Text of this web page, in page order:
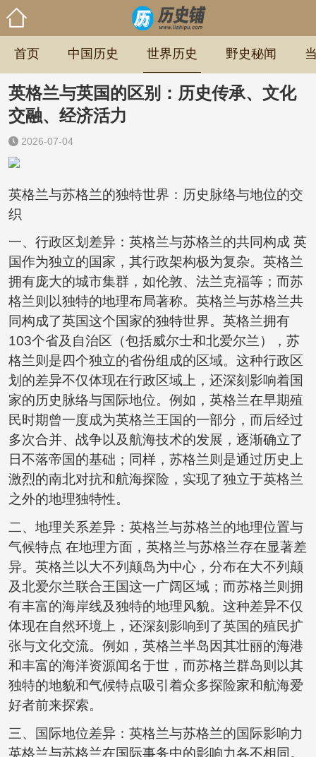
首页 中国历史 世界历史 野史秘闻
英格兰与英国的区别：历史传承、文化
交融、经济活力
2026-07-04
英格兰与苏格兰的独特世界：历史脉络与地位的交
织
一、行政区划差异：英格兰与苏格兰的共同构成 英
国作为独立的国家，其行政架构极为复杂。英格兰
拥有庞大的城市集群，如伦敦、法兰克福等；而苏
格兰则以独特的地理布局著称。英格兰与苏格兰共
同构成了英国这个国家的独特世界。英格兰拥有
103个省及自治区（包括威尔士和北爱尔兰），苏
格兰则是四个独立的省份组成的区域。这种行政区
划的差异不仅体现在行政区域上，还深刻影响着国
家的历史脉络与国际地位。例如，英格兰在早期殖
民时期曾一度成为英格兰王国的一部分，而后经过
多次合并、战争以及航海技术的发展，逐渐确立了
日不落帝国的基础；同样，苏格兰则是通过历史上
激烈的南北对抗和航海探险，实现了独立于英格兰
之外的地理独特性。
二、地理关系差异：英格兰与苏格兰的地理位置与
气候特点 在地理方面，英格兰与苏格兰存在显著差
异。英格兰以大不列颠岛为中心，分布在大不列颠
及北爱尔兰联合王国这一广阔区域；而苏格兰则拥
有丰富的海岸线及独特的地理风貌。这种差异不仅
体现在自然环境上，还深刻影响到了英国的殖民扩
张与文化交流。例如，英格兰半岛因其壮丽的海港
和丰富的海洋资源闻名于世，而苏格兰群岛则以其
独特的地貌和气候特点吸引着众多探险家和航海爱
好者前来探索。
三、国际地位差异：英格兰与苏格兰的国际影响力
英格兰与苏格兰在国际事务中的影响力各不相同。